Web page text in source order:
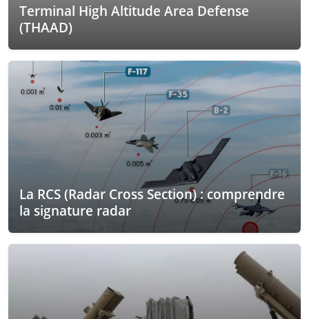
Terminal High Altitude Area Defense
(THAAD)
La RCS (Radar Cross Section) : comprendre
la signature radar